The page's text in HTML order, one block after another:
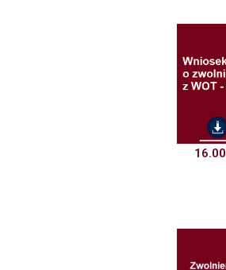
16.00